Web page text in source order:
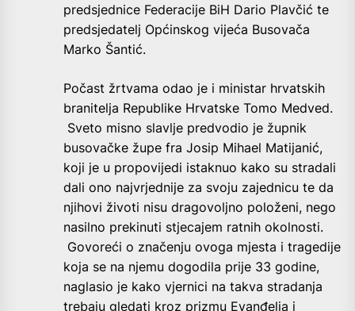
predsjednice Federacije BiH Dario Plavčić te
predsjedatelj Općinskog vijeća Busovača
Marko Šantić.
Počast žrtvama odao je i ministar hrvatskih
branitelja Republike Hrvatske Tomo Medved.
Sveto misno slavlje predvodio je župnik
busovačke župe fra Josip Mihael Matijanić,
koji je u propovijedi istaknuo kako su stradali
dali ono najvrjednije za svoju zajednicu te da
njihovi životi nisu dragovoljno položeni, nego
nasilno prekinuti stjecajem ratnih okolnosti.
Govoreći o značenju ovoga mjesta i tragedije
koja se na njemu dogodila prije 33 godine,
naglasio je kako vjernici na takva stradanja
trebaju gledati kroz prizmu Evanđelja i